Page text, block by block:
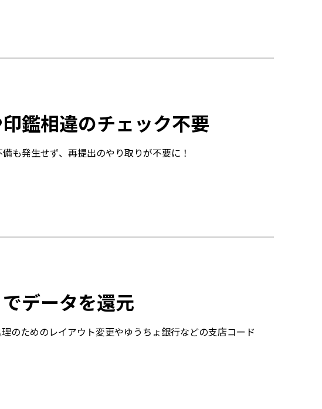
鑑相違のチェック不要
も発生せず、再提出のやり取りが不要に！
データを還元
のためのレイアウト変更やゆうちょ銀行などの支店コード